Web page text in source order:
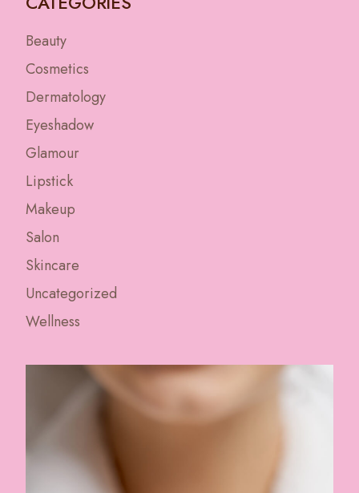
Beauty
Cosmetics
Dermatology
Eyeshadow
Glamour
Lipstick
Makeup
Salon
Skincare
Uncategorized
Wellness